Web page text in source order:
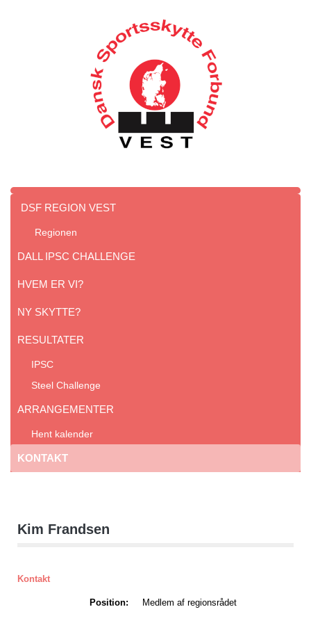
DSF REGION VEST
Regionen
DALL IPSC CHALLENGE
HVEM ER VI?
NY SKYTTE?
RESULTATER
IPSC
Steel Challenge
ARRANGEMENTER
Hent kalender
KONTAKT
Kim Frandsen
Kontakt
Position: Medlem af regionsrådet